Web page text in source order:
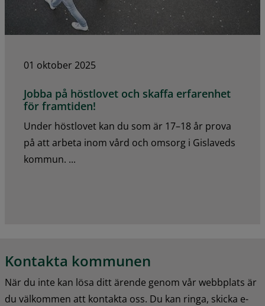
01 oktober 2025
Jobba på höstlovet och skaffa erfarenhet
för framtiden!
Under höstlovet kan du som är 17–18 år prova
på att arbeta inom vård och omsorg i Gislaveds
kommun. ...
Kontakta kommunen
När du inte kan lösa ditt ärende genom vår webbplats är
du välkommen att kontakta oss. Du kan ringa, skicka e-